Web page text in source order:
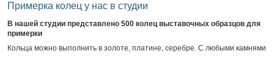
Примерка колец у нас в студии
В нашей студии представлено 500 колец выставочных образцов для
примерки
Кольца можно выполнить в золоте, платине, серебре. С любыми камнями